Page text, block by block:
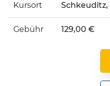
Kursort Schkeuditz,
Gebühr 129,00 €